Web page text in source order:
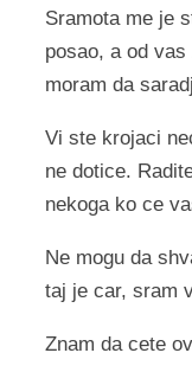
Sramota me je
posao, a od
moram da
Vi ste krojaci
ne dotice.
nekoga ko ce
Ne mogu da
taj je car, sram
Znam da cete